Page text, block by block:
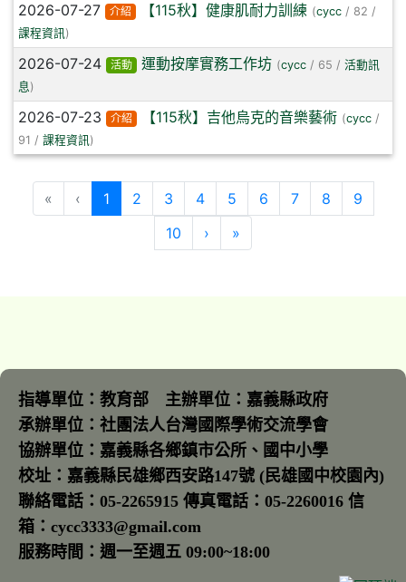
2026-07-27 介紹 【115秋】健康肌耐力訓練 (cycc/ 82 /
課程資訊)
2026-07-24 活動 運動按摩實務工作坊 (cycc/ 65 / 活動訊
息)
2026-07-23 介紹 【115秋】吉他烏克的音樂藝術 (cycc/
91 / 課程資訊)
« ‹ 1(目前頁次)
2 3 4 5 6 7 8
9
10
›下一頁
»最後頁
指導單位：教育部 主辦單位：嘉義縣政府
承辦單位：社團法人台灣國際學術交流學會
協辦單位：嘉義縣各鄉鎮市公所、國中小學
校址：嘉義縣民雄鄉西安路147號 (民雄國中校園內)
聯絡電話：05-2265915 傳真電話：05-2260016 信
箱：cycc3333@gmail.com
服務時間：週一至週五 09:00~18:00